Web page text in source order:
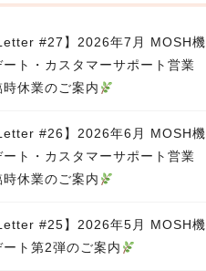
#27】2026年7月 MOSH機
ト・カスタマーサポート営業
時休業のご案内
#26】2026年6月 MOSH機
ト・カスタマーサポート営業
時休業のご案内
#25】2026年5月 MOSH機
ト第2弾のご案内